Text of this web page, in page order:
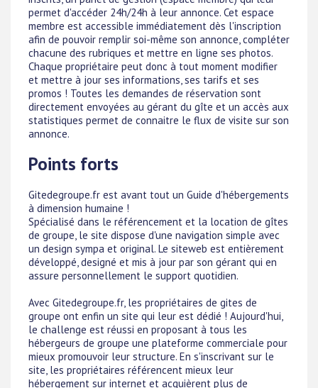
permet d'accéder 24h/24h à leur annonce. Cet espace
membre est accessible immédiatement dès l'inscription
afin de pouvoir remplir soi-même son annonce, compléter
chacune des rubriques et mettre en ligne ses photos.
Chaque propriétaire peut donc à tout moment modifier
et mettre à jour ses informations, ses tarifs et ses
promos ! Toutes les demandes de réservation sont
directement envoyées au gérant du gîte et un accès aux
statistiques permet de connaitre le flux de visite sur son
annonce.
Points forts
Gitedegroupe.fr est avant tout un Guide d'hébergements
à dimension humaine !
Spécialisé dans le référencement et la location de gîtes
de groupe, le site dispose d'une navigation simple avec
un design sympa et original. Le siteweb est entièrement
développé, designé et mis à jour par son gérant qui en
assure personnellement le support quotidien.
Avec Gitedegroupe.fr, les propriétaires de gites de
groupe ont enfin un site qui leur est dédié ! Aujourd'hui,
le challenge est réussi en proposant à tous les
hébergeurs de groupe une plateforme commerciale pour
mieux promouvoir leur structure. En s'inscrivant sur le
site, les propriétaires référencent mieux leur
hébergement sur internet et acquièrent plus de